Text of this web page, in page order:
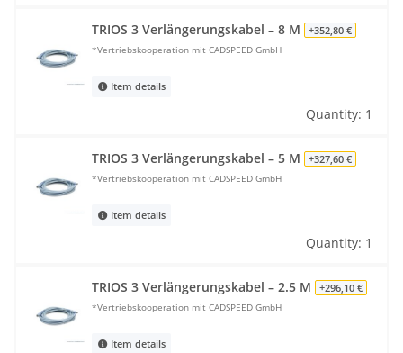
TRIOS 3 Verlängerungskabel – 8 M
+352,80 €
*Vertriebskooperation mit CADSPEED GmbH
Item details
Quantity: 1
TRIOS 3 Verlängerungskabel – 5 M
+327,60 €
*Vertriebskooperation mit CADSPEED GmbH
Item details
Quantity: 1
TRIOS 3 Verlängerungskabel – 2.5 M
+296,10 €
*Vertriebskooperation mit CADSPEED GmbH
Item details